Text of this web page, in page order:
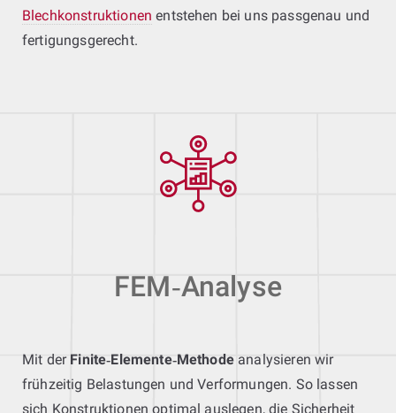
Blechkonstruktionen entstehen bei uns passgenau und
fertigungsgerecht.
FEM‑Analyse
Mit der Finite‑Elemente‑Methodeanalysieren wir
frühzeitig Belastungen und Verformungen. So lassen
sich Konstruktionen optimal auslegen, die Sicherheit